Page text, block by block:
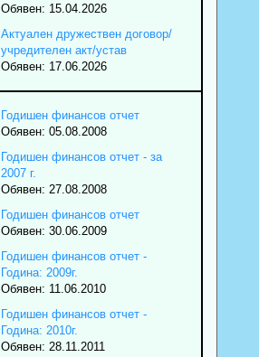
Обявен: 15.04.2026
Актуален дружествен договор/
учредителен акт/устав
Обявен: 17.06.2026
Годишен финансов отчет
Обявен: 05.08.2008
Годишен финансов отчет - за
2007 г.
Обявен: 27.08.2008
Годишен финансов отчет
Обявен: 30.06.2009
Годишен финансов отчет -
Година: 2009г.
Обявен: 11.06.2010
Годишен финансов отчет -
Година: 2010г.
Обявен: 28.11.2011